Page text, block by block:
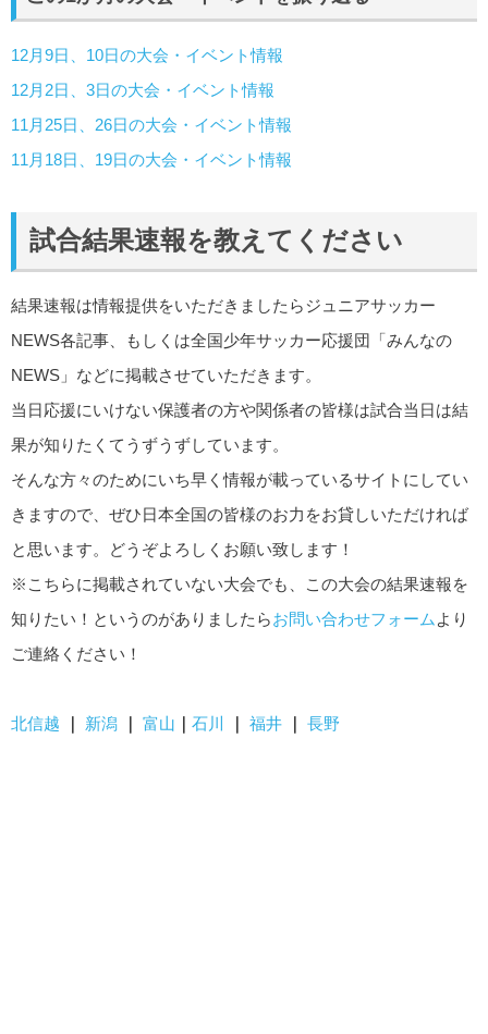
12月9日、10日の大会・イベント情報
12月2日、3日の大会・イベント情報
11月25日、26日の大会・イベント情報
11月18日、19日の大会・イベント情報
試合結果速報を教えてください
結果速報は情報提供をいただきましたらジュニアサッカー
NEWS各記事、もしくは全国少年サッカー応援団「みんなの
NEWS」などに掲載させていただきます。
当日応援にいけない保護者の方や関係者の皆様は試合当日は結
果が知りたくてうずうずしています。
そんな方々のためにいち早く情報が載っているサイトにしてい
きますので、ぜひ日本全国の皆様のお力をお貸しいただければ
と思います。どうぞよろしくお願い致します！
※こちらに掲載されていない大会でも、この大会の結果速報を
知りたい！というのがありましたらお問い合わせフォーム より
ご連絡ください！
北信越 ｜ 新潟 ｜ 富山 ｜ 石川 ｜ 福井 ｜ 長野